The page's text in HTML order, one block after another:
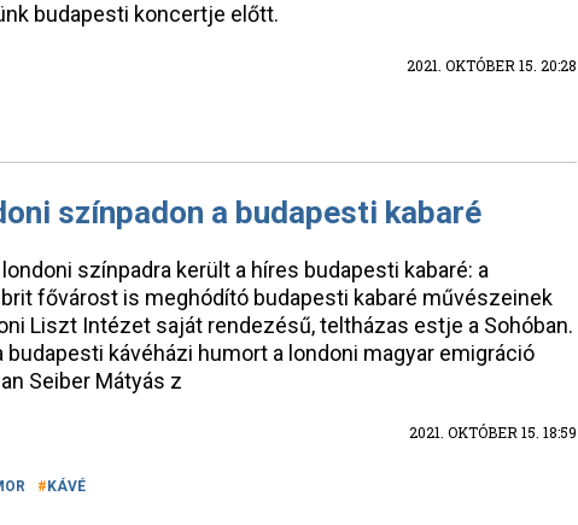
budapesti koncertje előtt.
2021. OKTÓBER 15. 20:28
színpadon a budapesti kabaré
színpadra került a híres budapesti kabaré: a
fővárost is meghódító budapesti kabaré művészeinek
Liszt Intézet saját rendezésű, teltházas estje a Sohóban.
budapesti kávéházi humort a londoni magyar emigráció
Seiber Mátyás z
2021. OKTÓBER 15. 18:59
KÁVÉ